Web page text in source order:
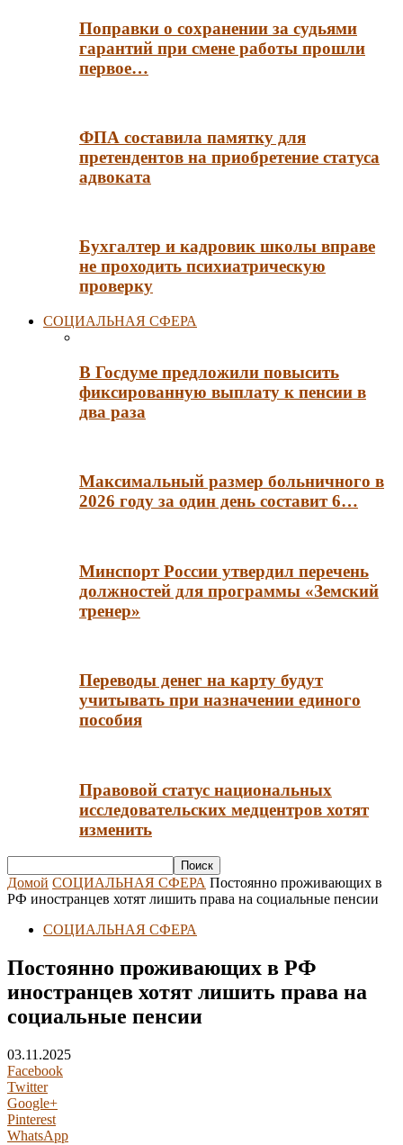
Поправки о сохранении за судьями
гарантий при смене работы прошли
первое…
ФПА составила памятку для
претендентов на приобретение статуса
адвоката
Бухгалтер и кадровик школы вправе
не проходить психиатрическую
проверку
СОЦИАЛЬНАЯ СФЕРА
В Госдуме предложили повысить
фиксированную выплату к пенсии в
два раза
Максимальный размер больничного в
2026 году за один день составит 6…
Минспорт России утвердил перечень
должностей для программы «Земский
тренер»
Переводы денег на карту будут
учитывать при назначении единого
пособия
Правовой статус национальных
исследовательских медцентров хотят
изменить
Домой СОЦИАЛЬНАЯ СФЕРА Постоянно проживающих в
РФ иностранцев хотят лишить права на социальные пенсии
СОЦИАЛЬНАЯ СФЕРА
Постоянно проживающих в РФ
иностранцев хотят лишить права на
социальные пенсии
03.11.2025
Facebook
Twitter
Google+
Pinterest
WhatsApp